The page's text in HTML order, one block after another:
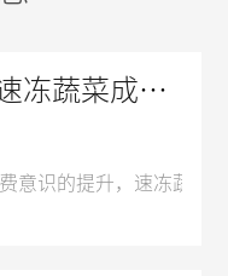
我国冷库发展迅速，速冻蔬菜成市场新方向
识的提升，速冻蔬菜